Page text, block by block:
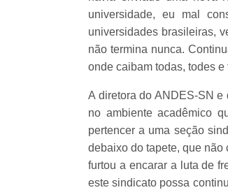
universidade, eu mal
universidades brasileiras,
não termina nunca.
onde caibam todas, todes e
A diretora do ANDES-SN
no ambiente acadêmico
pertencer a uma seção
debaixo do tapete, que
furtou a encarar a luta de
este sindicato possa